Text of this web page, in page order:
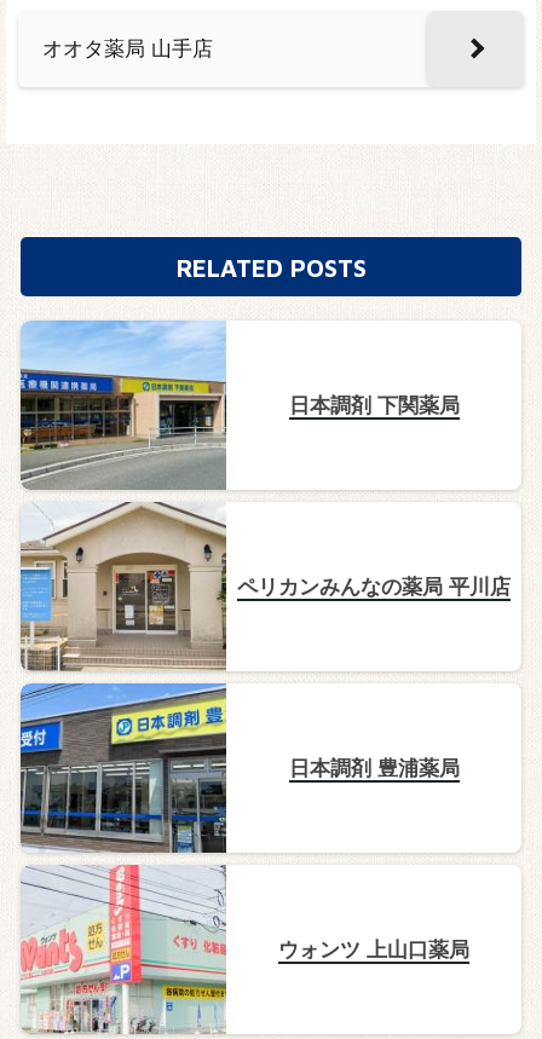
オオタ薬局 山手店
RELATED POSTS
日本調剤 下関薬局
ペリカンみんなの薬局 平川店
日本調剤 豊浦薬局
ウォンツ 上山口薬局